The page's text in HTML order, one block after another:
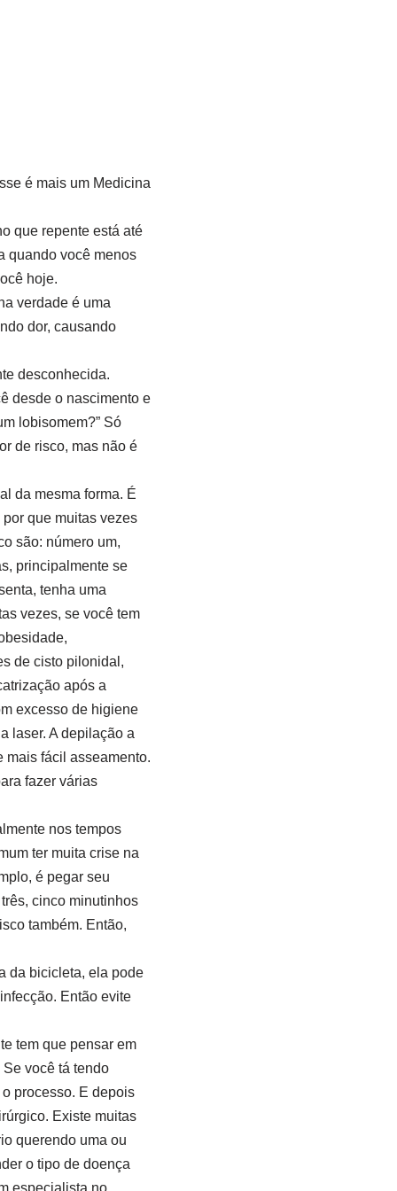
é mais um Medicina
que repente está até
quando você menos
hoje.
verdade é uma
dor, causando
desconhecida.
desde o nascimento e
lobisomem?” Só
de risco, mas não é
da mesma forma. É
que muitas vezes
são: número um,
principalmente se
tenha uma
vezes, se você tem
de cisto pilonidal,
após a
excesso de higiene
laser. A depilação a
mais fácil asseamento.
fazer várias
nos tempos
ter muita crise na
é pegar seu
cinco minutinhos
também. Então,
da bicicleta, ela pode
Então evite
tem que pensar em
você tá tendo
processo. E depois
Existe muitas
querendo uma ou
o tipo de doença
especialista no